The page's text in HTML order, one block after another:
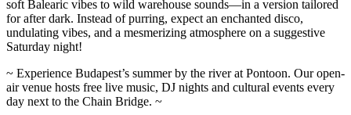
soft Balearic vibes to wild warehouse sounds—in a version tailored
for after dark. Instead of purring, expect an enchanted disco,
undulating vibes, and a mesmerizing atmosphere on a suggestive
Saturday night!
~ Experience Budapest’s summer by the river at Pontoon. Our open-
air venue hosts free live music, DJ nights and cultural events every
day next to the Chain Bridge. ~